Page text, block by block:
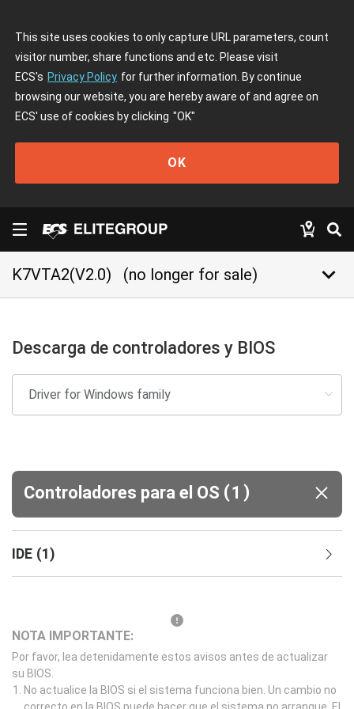
This site uses cookies to only capture URL parameters, count
visitor number, share functions and etc. Please visit
ECS's Privacy Policy for further information. By continue
browsing our website, you are hereby aware of and agree on
ECS' use of cookies by clicking "OK"
OK
K7VTA2(V2.0) (no longer for sale) keyboard_arrow_down
Descarga de controladores y BIOS
Controladores para el OS (1 )
IDE (1)
NOTA IMPORTANTE:
Por favor, lea detenidamente estos avisos antes de actualizar
su BIOS.
No actualice la BIOS si el sistema funciona bien. Un cambio no